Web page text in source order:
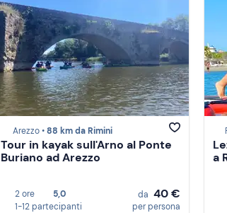
Arezzo •88 km da Rimini
Tour in kayak sull'Arno al Ponte
Buriano ad Arezzo
2 ore
5,0
1-12 partecipanti
da 40 €
per persona
a